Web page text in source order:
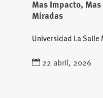
Mas Impacto,
Miradas
Universidad La Salle
22 abril, 2026